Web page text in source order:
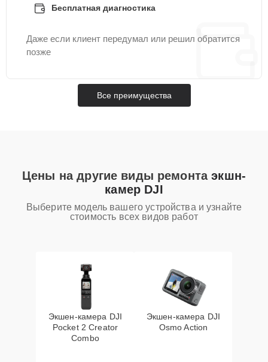
Бесплатная диагностика
Даже если клиент передумал или решил обратится
позже
Все преимущества
Цены на другие виды ремонтаэкшн-
камер DJI
Выберите модель вашего устройства и узнайте
стоимость всех видов работ
Экшен-камера DJI
Pocket 2 Creator
Combo
Экшен-камера DJI
Osmo Action